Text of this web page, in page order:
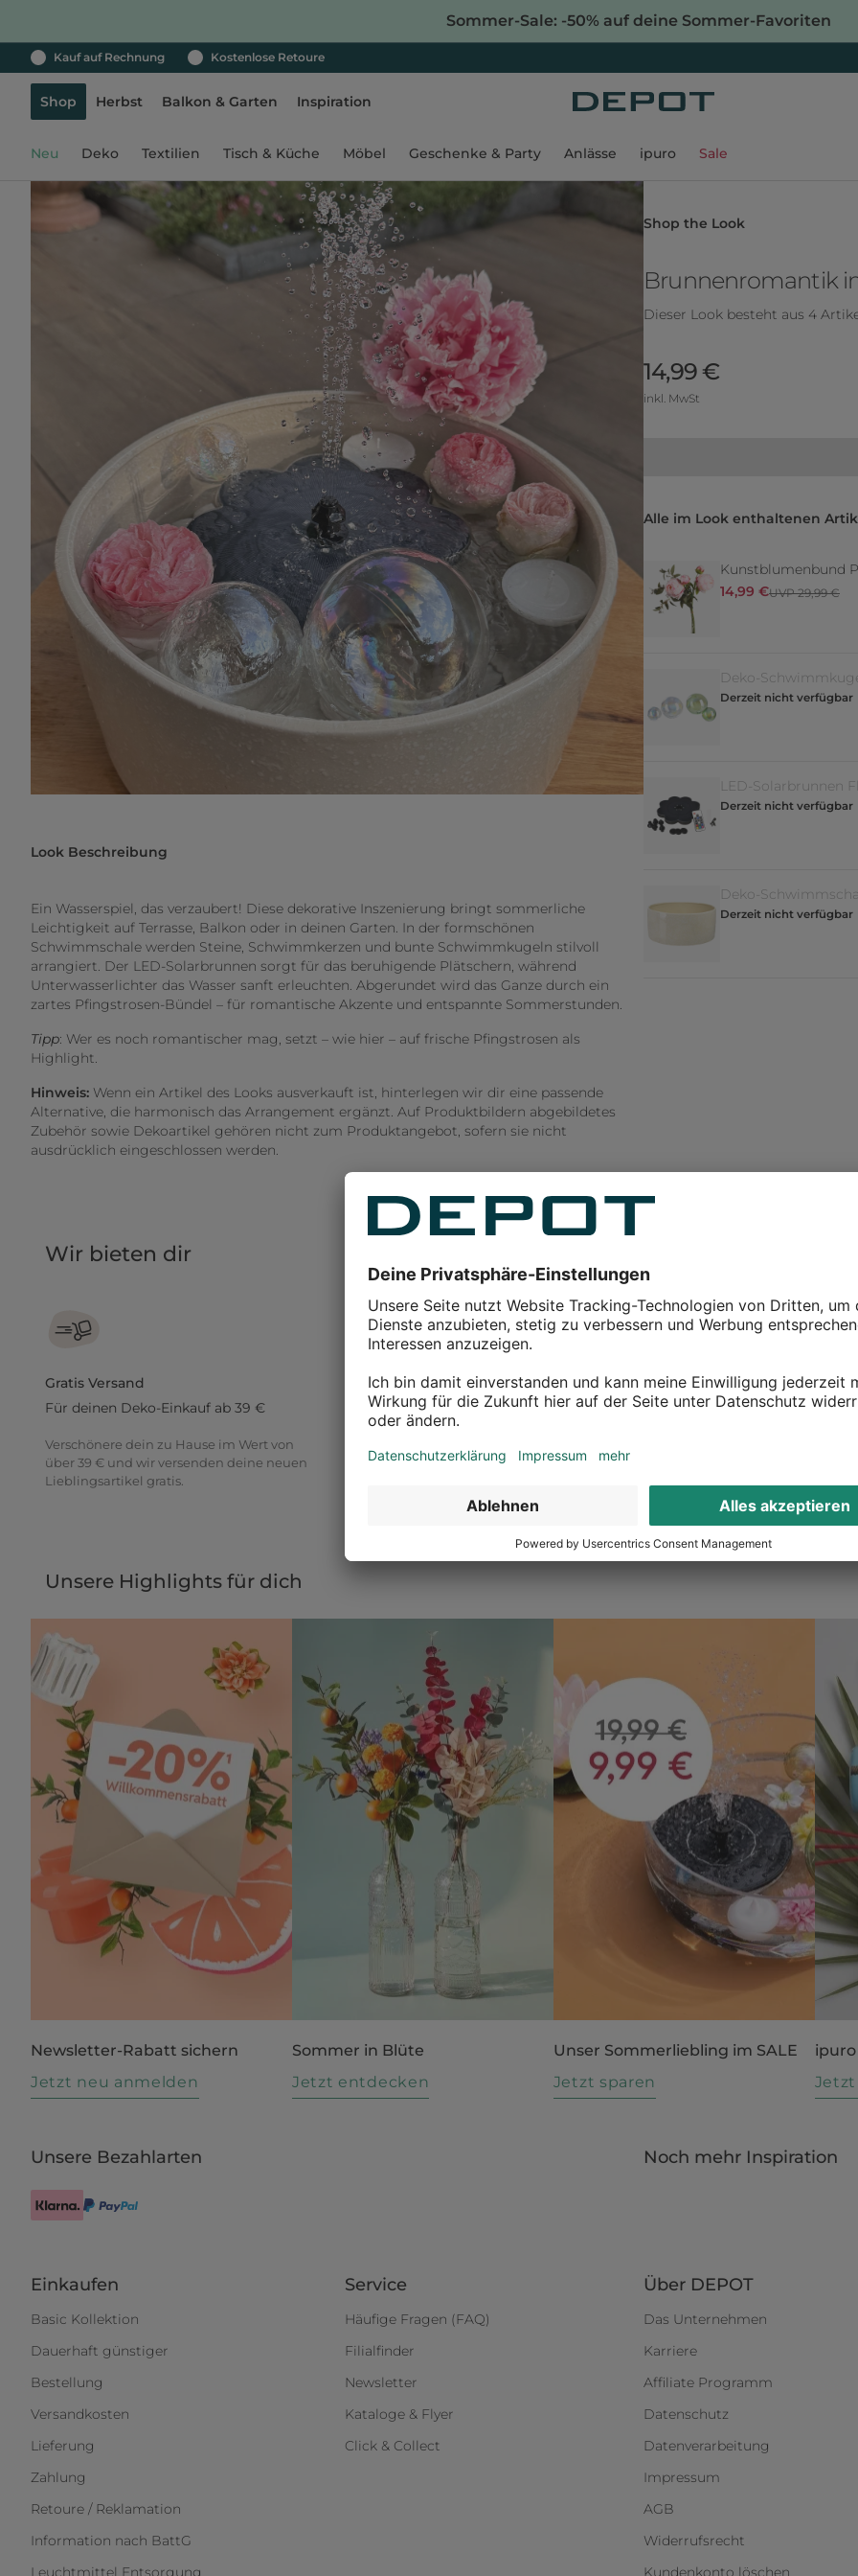
Sommer-Sale: -50% auf deine Sommer-Favoriten
Kauf auf Rechnung Kostenlose Retoure
Shop Herbst Balkon & Garten Inspiration
Neu Deko Textilien Tisch & Küche Möbel Geschenke & Party Anlässe ipuro Sale
Look Beschreibung
Ein Wasserspiel, das verzaubert! Diese dekorative Inszenierung bringt sommerliche
Leichtigkeit auf Terrasse, Balkon oder in deinen Garten. In der formschönen
Schwimmschale werden Steine, Schwimmkerzen und bunte Schwimmkugeln stilvoll
arrangiert. Der LED-Solarbrunnen sorgt für das beruhigende Plätschern, während
Unterwasserlichter das Wasser sanft erleuchten. Abgerundet wird das Ganze durch ein
zartes Pfingstrosen-Bündel – für romantische Akzente und entspannte Sommerstunden.
Tipp: Wer es noch romantischer mag, setzt – wie hier – auf frische Pfingstrosen als
Highlight.
Hinweis: Wenn ein Artikel des Looks ausverkauft ist, hinterlegen wir dir eine passende
Alternative, die harmonisch das Arrangement ergänzt. Auf Produktbildern abgebildetes
Zubehör sowie Dekoartikel gehören nicht zum Produktangebot, sofern sie nicht
ausdrücklich eingeschlossen werden.
Shop the Look
Brunnenromantik
Dieser Look besteht aus 4
14,99 €
inkl. MwSt
Alle im Look enthaltenen
Kunstblumenbund
14,99 €UVP 29,99 €
Deko-
Derzeit nicht verfügbar
LED-Solarbrunnen
Derzeit nicht verfügbar
Deko-
Derzeit nicht verfügbar
Wir bieten dir
Gratis Versand
Für deinen Deko-Einkauf ab 39 €
Verschönere dein zu Hause im Wert von
über 39 € und wir versenden deine neuen
Lieblingsartikel gratis.
30 Tage Rückgaberecht
Gib einfach zurück was dir nicht gefällt
ausprobieren? Kein Problem, wir geben dir
Überall erreichbar
Inspiration in deiner Nähe
Unsere Highlights für dich
Newsletter-Rabatt sichern
Jetzt neu anmelden
Sommer in Blüte
Jetzt entdecken
Unser Sommerliebling im SALE
Jetzt sparen
ipuro
Unsere Bezahlarten Noch mehr Inspiration
Einkaufen
Basic Kollektion
Dauerhaft günstiger
Bestellung
Versandkosten
Lieferung
Zahlung
Retoure / Reklamation
Information nach BattG
Service
Häufige Fragen (FAQ)
Filialfinder
Newsletter
Kataloge & Flyer
Click & Collect
Über DEPOT
Das Unternehmen
Karriere
Affiliate Programm
Datenschutz
Datenverarbeitung
Impressum
AGB
Widerrufsrecht